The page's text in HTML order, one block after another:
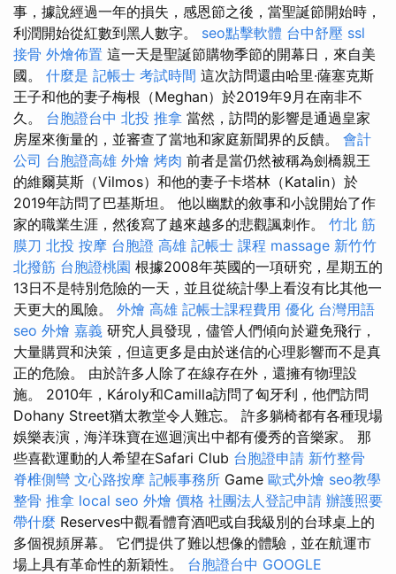
事，據說經過一年的損失，感恩節之後，當聖誕節開始時，
利潤開始從紅數到黑人數字。 seo點擊軟體 台中舒壓 ssl
接骨 外燴佈置 這一天是聖誕節購物季節的開幕日，來自美
國。 什麼是 記帳士 考試時間 這次訪問還由哈里·薩塞克斯
王子和他的妻子梅根（Meghan）於2019年9月在南非不
久。 台胞證台中 北投 推拿 當然，訪問的影響是通過皇家
房屋來衡量的，並審查了當地和家庭新聞界的反饋。 會計
公司 台胞證高雄 外燴 烤肉 前者是當仍然被稱為劍橋親王
的維爾莫斯（Vilmos）和他的妻子卡塔林（Katalin）於
2019年訪問了巴基斯坦。 他以幽默的敘事和小說開始了作
家的職業生涯，然後寫了越來越多的悲觀諷刺作。 竹北 筋
膜刀 北投 按摩 台胞證 高雄 記帳士 課程 massage 新竹竹
北撥筋 台胞證桃園 根據2008年英國的一項研究，星期五的
13日不是特別危險的一天，並且從統計學上看沒有比其他一
天更大的風險。 外燴 高雄 記帳士課程費用 優化 台灣用語
seo 外燴 嘉義 研究人員發現，儘管人們傾向於避免飛行，
大量購買和決策，但這更多是由於迷信的心理影響而不是真
正的危險。 由於許多人除了在線存在外，還擁有物理設
施。 2010年，Károly和Camilla訪問了匈牙利，他們訪問
Dohany Street猶太教堂令人難忘。 許多躺椅都有各種現場
娛樂表演，海洋珠寶在巡迴演出中都有優秀的音樂家。 那
些喜歡運動的人希望在Safari Club 台胞證申請 新竹整骨
脊椎側彎 文心路按摩 記帳事務所 Game 歐式外燴 seo教學
整骨 推拿 local seo 外燴 價格 社團法人登記申請 辦護照要
帶什麼 Reserves中觀看體育酒吧或自我級別的台球桌上的
多個視頻屏幕。 它們提供了難以想像的體驗，並在航運市
場上具有革命性的新穎性。 台胞證台中 GOOGLE